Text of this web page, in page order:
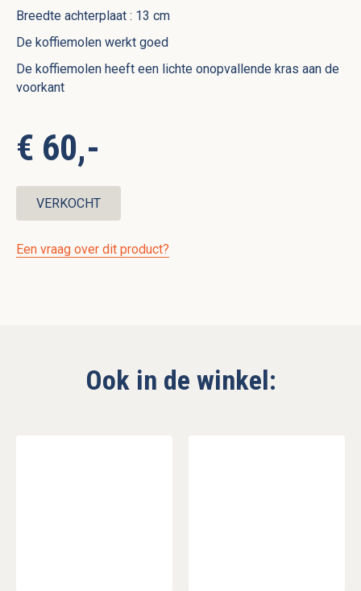
Breedte achterplaat : 13 cm
De koffiemolen werkt goed
De koffiemolen heeft een lichte onopvallende kras aan de
voorkant
€ 60,-
VERKOCHT
Een vraag over dit product?
Ook in de winkel: